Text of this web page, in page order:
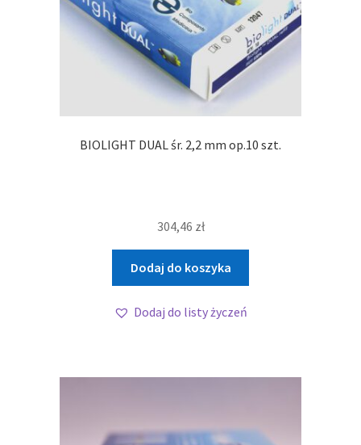
BIOLIGHT DUAL śr. 2,2 mm op.10 szt.
304,46 zł
Dodaj do koszyka
Dodaj do listy życzeń